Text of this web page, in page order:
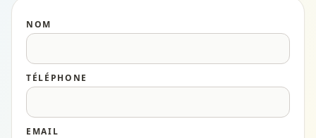
NOM
TÉLÉPHONE
EMAIL